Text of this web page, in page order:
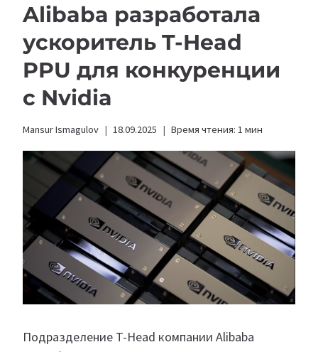
Alibaba разработала
ускоритель T-Head
PPU для конкуренции
с Nvidia
Mansur Ismagulov 18.09.2025 Время чтения: 1 мин
Подразделение T-Head компании Alibaba